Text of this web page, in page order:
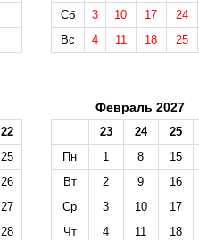
Сб
3 10 17
24
Вс
4 11 18 25
22
25
26
27
28
Февраль 2027
23 24
25
Пн
1 8
15
Вт
2 9
16
Ср
3 10
17
Чт
4 11
18